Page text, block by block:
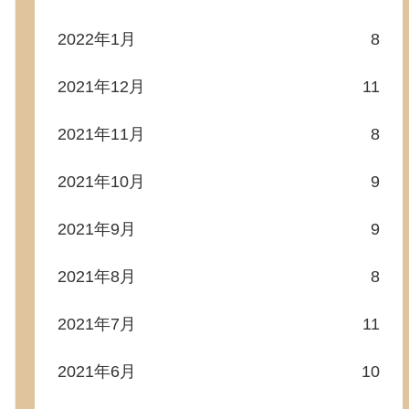
2022年1月 8
2021年12月 11
2021年11月 8
2021年10月 9
2021年9月 9
2021年8月 8
2021年7月 11
2021年6月 10